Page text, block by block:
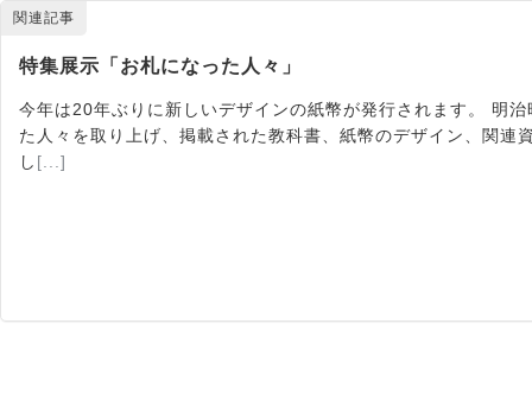
関連記事
特集展示「お札になった人々」
今年は20年ぶりに新しいデザインの紙幣が発行されます。 明
た人々を取り上げ、掲載された教科書、紙幣のデザイン、関連
し [...]